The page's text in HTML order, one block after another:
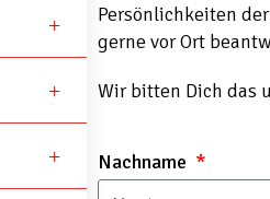
Persönlichkeiten
gerne vor Ort
Wir bitten Dich das
Nachname